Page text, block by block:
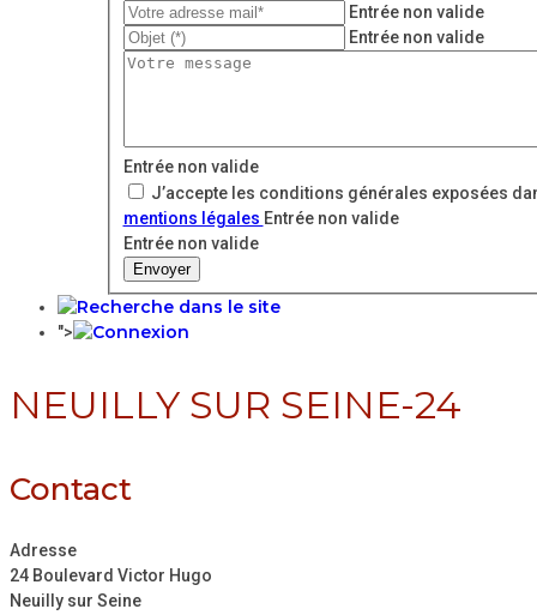
Entrée non valide
Entrée non valide
Entrée non valide
J’accepte les conditions générales exposées
mentions légales Entrée non valide
Entrée non valide
Envoyer
">
NEUILLY SUR SEINE-24
Contact
Adresse
24 Boulevard Victor Hugo
Neuilly sur Seine